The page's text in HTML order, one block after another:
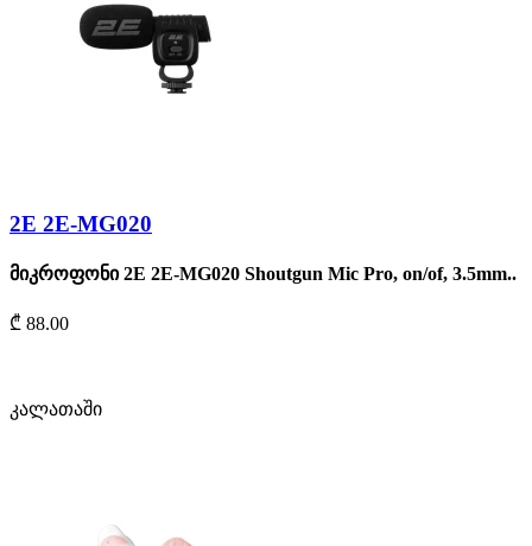
2Е 2E-MG020
მიკროფონი 2Е 2E-MG020 Shoutgun Mic Pro, on/of, 3.5mm..
₾ 88.00
კალათაში